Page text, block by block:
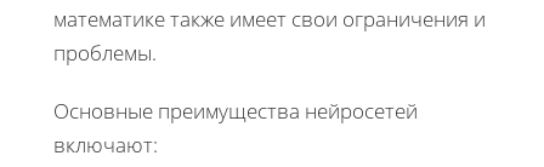
математике также имеет свои ограничения и
проблемы.
Основные преимущества нейросетей
включают: